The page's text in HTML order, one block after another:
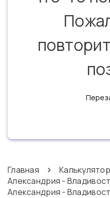
Главная
Александрия -
Александрия -